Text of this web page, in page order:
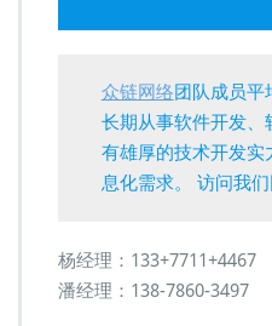
众链网络团队成员平
长期从事软件开发、
有雄厚的技术开发实
息化需求。 访问我
杨经理：133+7711+4467
潘经理：138-7860-3497